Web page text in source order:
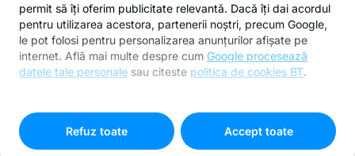
permit să îți oferim publicitate relevantă. Dacă îți dai acordul
pentru utilizarea acestora, partenerii noștri, precum Google,
le pot folosi pentru personalizarea anunțurilor afișate pe
internet. Află mai multe despre cum Google procesează
datele tale personale sau citeste politica de cookies BT.
cookies"
Refuz toate
Accept toate